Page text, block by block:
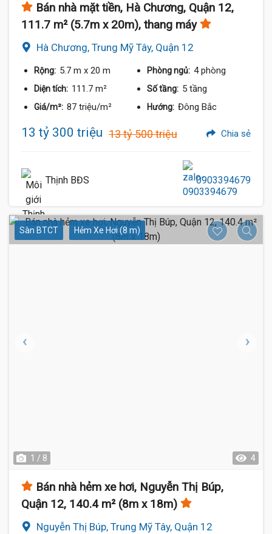
Bán nhà mặt tiền, Hà Chương, Quận 12,
111.7 m² (5.7m x 20m), thang máy
Hà Chương, Trung Mỹ Tây, Quận 12
Rộng: 5.7 m x 20 m Phòng ngủ: 4 phòng
Diện tích: 111.7 m² Số tầng: 5 tầng
Giá/m²: 87 triệu/m² Hướng: Đông Bắc
13 tỷ 300 triệu 13 tỷ 500 triệu Chia sẻ
Thịnh BĐS 0903394679
Sàn BTCT Hẻm Xe Hơi (8 m)
1 / 8 4
Bán nhà hẻm xe hơi, Nguyễn Thị Búp,
Quận 12, 140.4 m² (8m x 18m)
Nguyễn Thị Búp, Trung Mỹ Tây, Quận 12